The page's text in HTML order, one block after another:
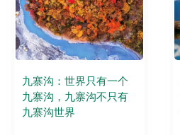
九寨沟：世界只有一个
九寨沟，九寨沟不只有
九寨沟世界